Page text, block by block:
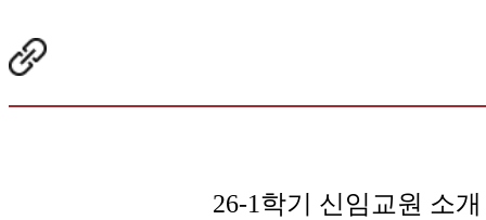
26-1학기 신임교원 소개